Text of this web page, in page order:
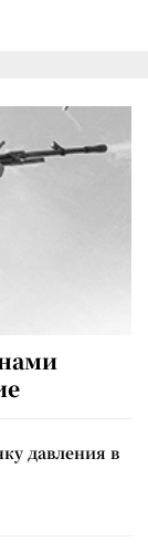
давления в